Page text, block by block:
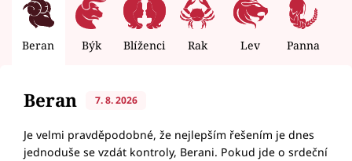
Beran Býk Blíženci Rak Lev Panna
Beran 7. 8. 2026
Je velmi pravděpodobné, že nejlepším řešením je dnes
jednoduše se vzdát kontroly, Berani. Pokud jde o srdeční